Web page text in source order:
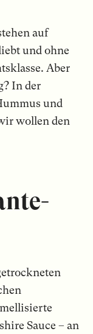
auf
und ohne
Aber
In der
und
wollen den
Sauce – an